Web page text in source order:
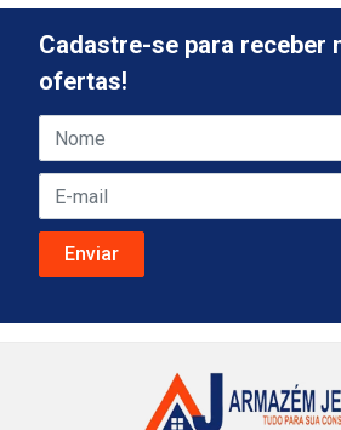
Cadastre-se para receber
ofertas!